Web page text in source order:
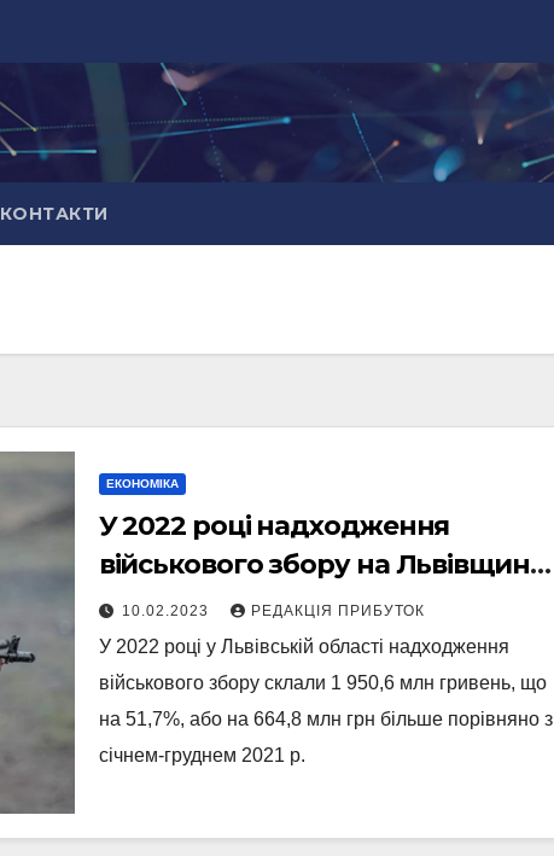
КОНТАКТИ
ЕКОНОМІКА
У 2022 році надходження
військового збору на Львівщині
зросли на понад 50%
10.02.2023 РЕДАКЦІЯ ПРИБУТОК
У 2022 році у Львівській області надходження
військового збору склали 1 950,6 млн гривень, що
на 51,7%, або на 664,8 млн грн більше порівняно з
січнем-груднем 2021 р.